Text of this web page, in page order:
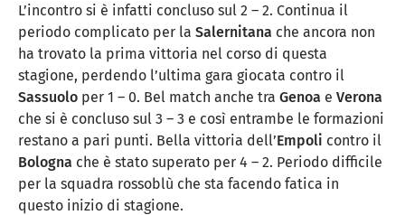
L’incontro si è infatti concluso sul 2 – 2. Continua il
periodo complicato per la Salernitana che ancora non
ha trovato la prima vittoria nel corso di questa
stagione, perdendo l’ultima gara giocata contro il
Sassuolo per 1 – 0. Bel match anche tra Genoa e Verona
che si è concluso sul 3 – 3 e così entrambe le formazioni
restano a pari punti. Bella vittoria dell’Empoli contro il
Bologna che è stato superato per 4 – 2. Periodo difficile
per la squadra rossoblù che sta facendo fatica in
questo inizio di stagione.